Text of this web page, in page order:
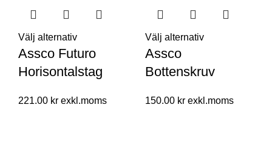
Välj alternativ
Assco Futuro
Horisontalstag
221.00 kr
Välj alternativ
Assco
Bottenskruv
150.00 kr